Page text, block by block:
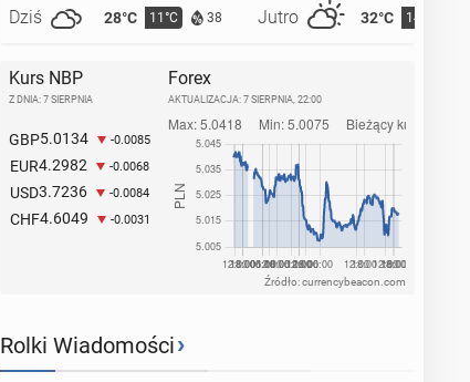
Dziś 28°C 11°C 38 Jutro 32°C 14°C
Kurs NBP
Z DNIA: 7 SIERPNIA
GBP5.0134 -0.0085
EUR4.2982 -0.0068
USD3.7236 -0.0084
CHF4.6049 -0.0031
Forex
AKTUALIZACJA: 7 SIERPNIA, 22:00
Źródło: currencybeacon.com
Rolki Wiadomości›